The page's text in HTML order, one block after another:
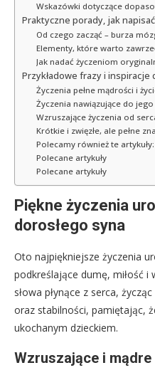
Wskazówki dotyczące
Praktyczne porady, jak
Od czego zacząć – burza
Elementy, które warto
Jak nadać życzeniom
Przykładowe frazy i inspiracje
Życzenia pełne mądrości i
Życzenia nawiązujące do
Wzruszające życzenia od
Krótkie i zwięzłe, ale pełne
Polecamy również te artykuły:
Polecane artykuły
Polecane artykuły
Piękne życzenia
dorosłego syna
Oto najpiękniejsze życzenia
podkreślające dumę, miłość i
słowa płynące z serca,
oraz stabilności, pamiętając,
ukochanym dzieckiem.
Wzruszające i mądre